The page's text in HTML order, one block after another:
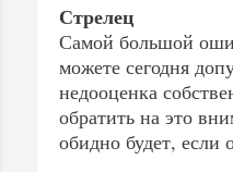
Стрелец
Самой большой
можете сегодня
недооценка
обратить на это
обидно будет, если